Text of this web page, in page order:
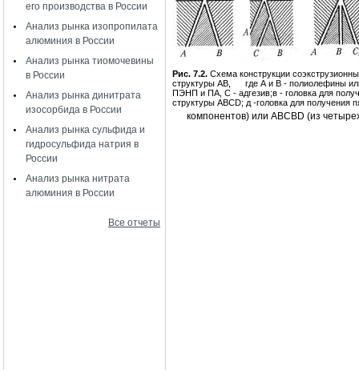
его производства в России
Анализ рынка изопропилата
алюминия в России
Анализ рынка тиомочевины
в России
Анализ рынка динитрата
изосорбида в России
Анализ рынка сульфида и
гидросульфида натрия в
России
Анализ рынка нитрата
алюминия в России
Все отчеты
Рис. 7.2. Схема конструкции
структуры АВ,
где А и В - полиолефины
ПЭНП и ПА, С - адгезив;в - головка для
структуры ABCD; д -головка для получения
компонентов) или ABCBD (из